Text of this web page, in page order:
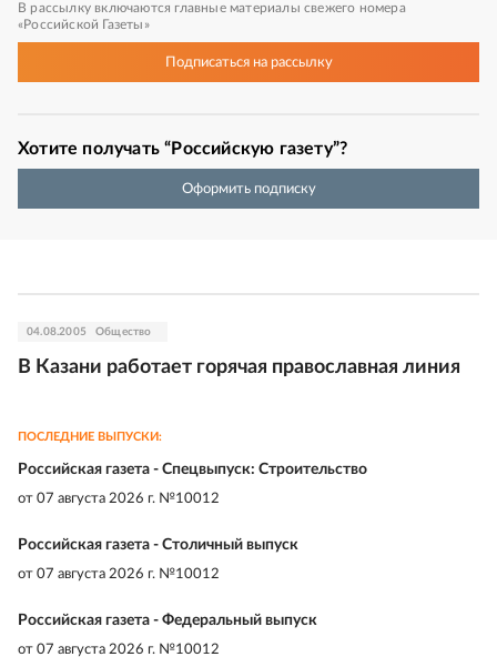
В рассылку включаются главные материалы свежего номера
«Российской Газеты»
Подписатьсяна рассылку
Хотите получать “Российскую газету”?
Оформить подписку
04.08.2005 Общество
В Казани работает горячая православная линия
ПОСЛЕДНИЕ ВЫПУСКИ:
Российская газета - Спецвыпуск: Строительство
от 07 августа 2026 г. №10012
Российская газета - Столичный выпуск
от 07 августа 2026 г. №10012
Российская газета - Федеральный выпуск
от 07 августа 2026 г. №10012